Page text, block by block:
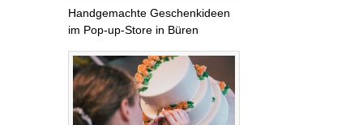
Handgemachte Geschenkideen
im Pop-up-Store in Büren